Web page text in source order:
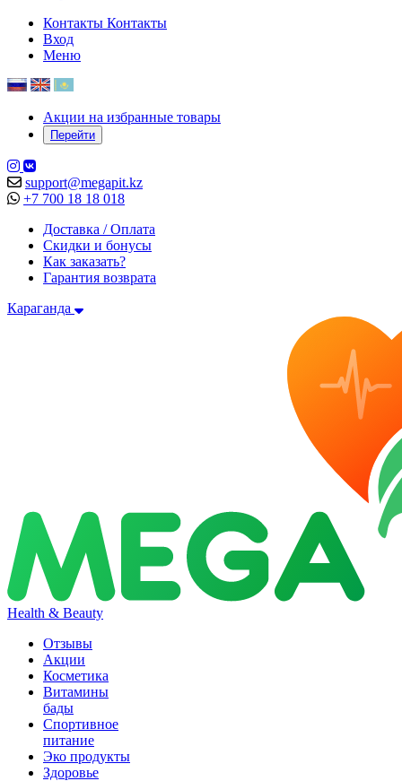
Контакты Контакты
Вход
Меню
Акции на избранные товары
Перейти
support@megapit.kz
+7 700 18 18 018
Доставка / Оплата
Скидки и бонусы
Как заказать?
Гарантия возврата
Караганда
Health & Beauty
Отзывы
Акции
Косметика
Витамины
бады
Спортивное
питание
Эко продукты
Здоровье